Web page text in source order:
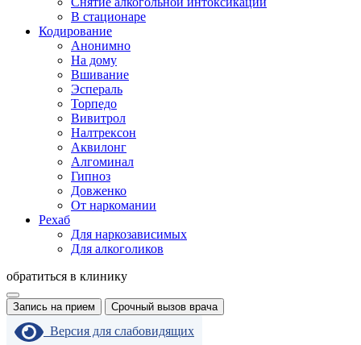
В стационаре
Кодирование
Анонимно
На дому
Вшивание
Эспераль
Торпедо
Вивитрол
Налтрексон
Аквилонг
Алгоминал
Гипноз
Довженко
От наркомании
Рехаб
Для наркозависимых
Для алкоголиков
обратиться в клинику
Запись на прием Срочный вызов врача
Версия для слабовидящих